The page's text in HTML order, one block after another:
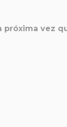
vez